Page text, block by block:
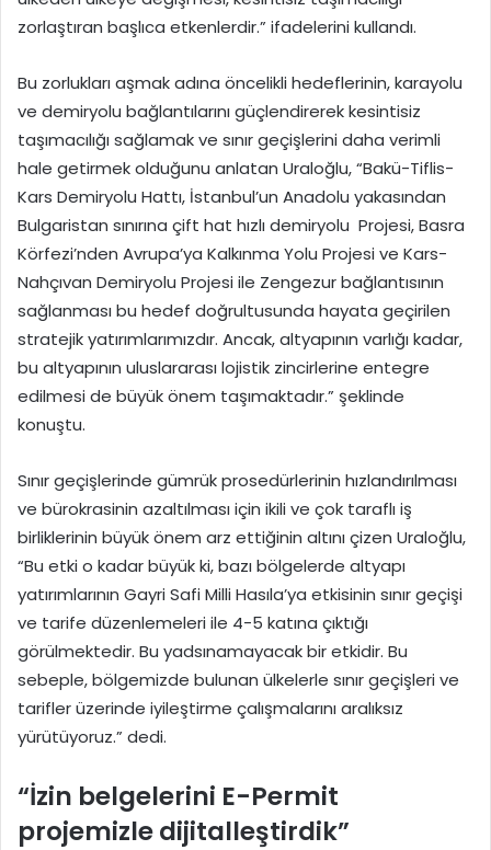
zorlaştıran başlıca etkenlerdir.” ifadelerini kullandı.
Bu zorlukları aşmak adına öncelikli hedeflerinin, karayolu
ve demiryolu bağlantılarını güçlendirerek kesintisiz
taşımacılığı sağlamak ve sınır geçişlerini daha verimli
hale getirmek olduğunu anlatan Uraloğlu, “Bakü-Tiflis-
Kars Demiryolu Hattı, İstanbul’un Anadolu yakasından
Bulgaristan sınırına çift hat hızlı demiryolu Projesi, Basra
Körfezi’nden Avrupa’ya Kalkınma Yolu Projesi ve Kars-
Nahçıvan Demiryolu Projesi ile Zengezur bağlantısının
sağlanması bu hedef doğrultusunda hayata geçirilen
stratejik yatırımlarımızdır. Ancak, altyapının varlığı kadar,
bu altyapının uluslararası lojistik zincirlerine entegre
edilmesi de büyük önem taşımaktadır.” şeklinde
konuştu.
Sınır geçişlerinde gümrük prosedürlerinin hızlandırılması
ve bürokrasinin azaltılması için ikili ve çok taraflı iş
birliklerinin büyük önem arz ettiğinin altını çizen Uraloğlu,
“Bu etki o kadar büyük ki, bazı bölgelerde altyapı
yatırımlarının Gayri Safi Milli Hasıla’ya etkisinin sınır geçişi
ve tarife düzenlemeleri ile 4-5 katına çıktığı
görülmektedir. Bu yadsınamayacak bir etkidir. Bu
sebeple, bölgemizde bulunan ülkelerle sınır geçişleri ve
tarifler üzerinde iyileştirme çalışmalarını aralıksız
yürütüyoruz.” dedi.
“İzin belgelerini E-Permit
projemizle dijitalleştirdik”